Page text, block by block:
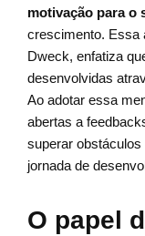
motivação para o
crescimento. Essa
Dweck, enfatiza
desenvolvidas
Ao adotar essa
abertas a
superar
jornada de
O papel